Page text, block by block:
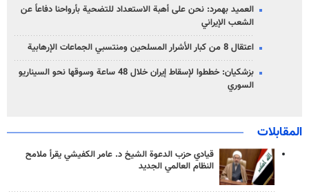
العميد بهمرد: نحن على أهبة الاستعداد للتضحية بأرواحنا دفاعاً عن
الشعب الإيراني
اعتقال 8 من كبار الأشرار المسلحين ومنتسبي الجماعات الإرهابية
بزشكيان: خططوا لإسقاط إيران خلال 48 ساعة وسوقها نحو السيناريو
السوري
المقابلات
قيادي حزب الدعوة الشيخ د. عامر الكفيشي يقرأ ملامح
النظام العالمي الجديد